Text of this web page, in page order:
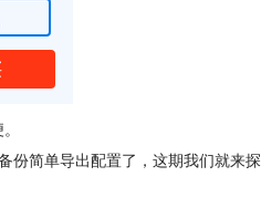
份简单导出配置了，这期我们就来探